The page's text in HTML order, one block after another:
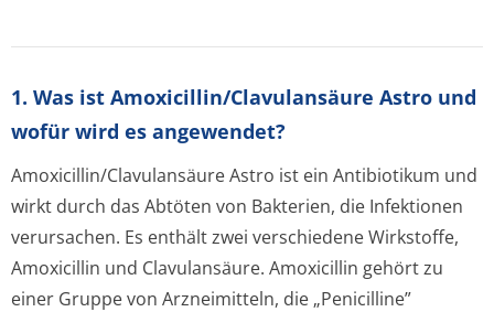
1. Was ist Amoxicillin/Clavulansäure Astro und
wofür wird es angewendet?
Amoxicillin/Cla­vulansäure Astro ist ein Antibiotikum und
wirkt durch das Abtöten von Bakterien, die Infektionen
verursachen. Es enthält zwei verschiedene Wirkstoffe,
Amoxicillin und Clavulansäure. Amoxicillin gehört zu
einer Gruppe von Arzneimitteln, die „Penicilline”